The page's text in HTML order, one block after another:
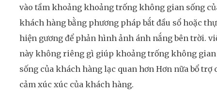
vào tầm khoảng khoảng trống không gian sống
khách hàng bằng phương pháp bắt đầu sổ hoặc
hiện gương để phản hình ảnh ánh nắng bên trời.
này không riêng gì giúp khoảng trống không gian
sống của khách hàng lạc quan hơn Hơn nữa bổ trợ
cảm xúc xúc của khách hàng.